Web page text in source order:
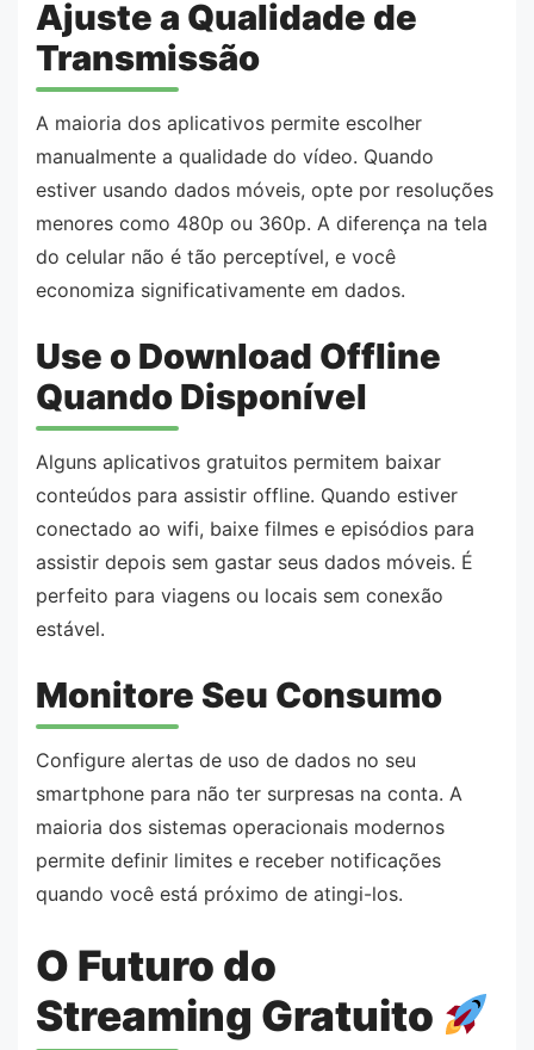
Ajuste a Qualidade de
Transmissão
A maioria dos aplicativos permite escolher
manualmente a qualidade do vídeo. Quando
estiver usando dados móveis, opte por resoluções
menores como 480p ou 360p. A diferença na tela
do celular não é tão perceptível, e você
economiza significativamente em dados.
Use o Download Offline
Quando Disponível
Alguns aplicativos gratuitos permitem baixar
conteúdos para assistir offline. Quando estiver
conectado ao wifi, baixe filmes e episódios para
assistir depois sem gastar seus dados móveis. É
perfeito para viagens ou locais sem conexão
estável.
Monitore Seu Consumo
Configure alertas de uso de dados no seu
smartphone para não ter surpresas na conta. A
maioria dos sistemas operacionais modernos
permite definir limites e receber notificações
quando você está próximo de atingi-los.
O Futuro do
Streaming Gratuito